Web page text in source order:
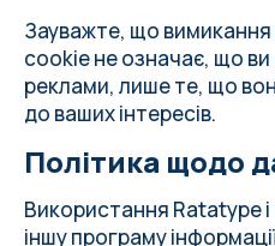
Зауважте, що
cookie не означає, що
реклами, лише те, що
до ваших інтересів.
Політика щодо
Використання Ratatype
іншу програму